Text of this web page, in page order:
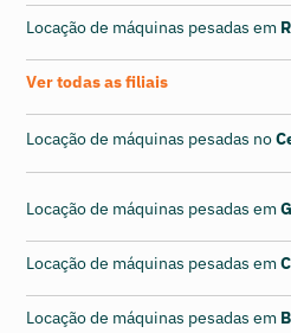
Locação de máquinas pesadas em
Ver todas as filiais
Locação de máquinas pesadas no
Locação de máquinas pesadas em
Locação de máquinas pesadas em
Locação de máquinas pesadas em